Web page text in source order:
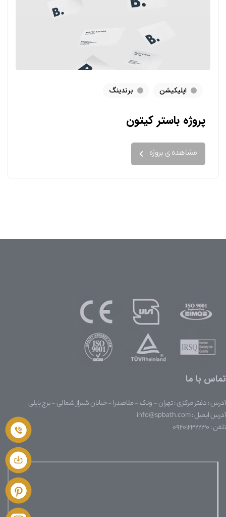
اپلیکیشن برندینگ
پروژه باستر کیتون
مشاهده ی پروژه
تماس با ما
آدرس : دفتر مرکزی : تهران - ونک - ملاصدرا - خیابان شیراز شمالی - برج پاپلی
آدرس ایمیل : info@spbath.com
تلفن : ۰۹۲۰۱۲۳۲۲۳۰